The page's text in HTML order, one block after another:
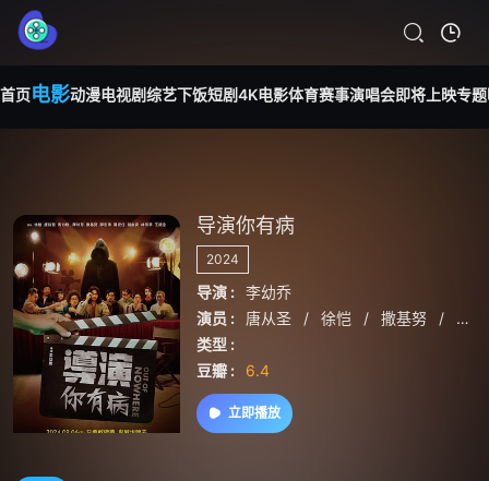
首页电影动漫电视剧综艺下饭短剧4K电影体育赛事演唱会即将上映专题
导演你有病
2024
导演 :
李幼乔
演员 :
唐从圣 / 徐恺 / 撒基努 /
林
类型 :
豆瓣 :
6.4
立即播放